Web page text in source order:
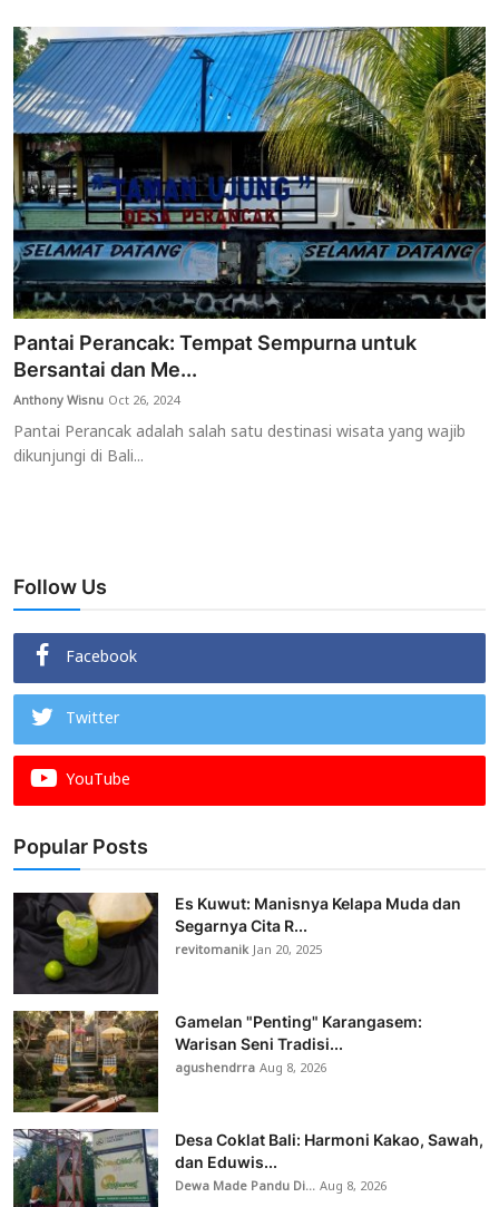
Pantai Perancak: Tempat Sempurna untuk
Bersantai dan Me...
Anthony Wisnu Oct 26, 2024
Pantai Perancak adalah salah satu destinasi wisata yang wajib
dikunjungi di Bali...
Follow Us
Facebook
Twitter
YouTube
Popular Posts
Es Kuwut: Manisnya Kelapa Muda dan
Segarnya Cita R...
revitomanikJan 20, 2025
Gamelan "Penting" Karangasem:
Warisan Seni Tradisi...
agushendrraAug 8, 2026
Desa Coklat Bali: Harmoni Kakao, Sawah,
dan Eduwis...
Dewa Made Pandu Di...Aug 8, 2026